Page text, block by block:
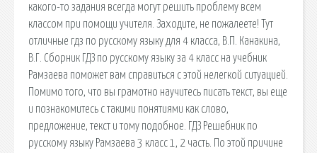
какого-то задания всегда могут решить проблему всем
классом при помощи учителя. Заходите, не пожалеете! Тут
отличные гдз по русскому языку для 4 класса, В.П. Канакина,
В.Г. Сборник ГДЗ по русскому языку за 4 класс на учебник
Рамзаева поможет вам справиться с этой нелегкой ситуацией.
Помимо того, что вы грамотно научитесь писать текст, вы еще
и познакомитесь с такими понятиями как слово,
предложение, текст и тому подобное. ГДЗ Решебник по
русскому языку Рамзаева 3 класс 1, 2 часть. По этой причине